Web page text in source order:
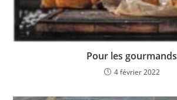
Pour les gourmands
4 février 2022